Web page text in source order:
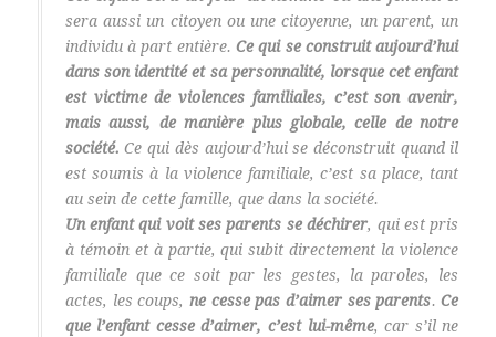
sera aussi un citoyen ou une citoyenne, un parent, un
individu à part entière. Ce qui se construit aujourd’hui
dans son identité et sa personnalité, lorsque cet enfant
est victime de violences familiales, c’est son avenir,
mais aussi, de manière plus globale, celle de notre
société. Ce qui dès aujourd’hui se déconstruit quand il
est soumis à la violence familiale, c’est sa place, tant
au sein de cette famille, que dans la société.
Un enfant qui voit ses parents se déchirer, qui est pris
à témoin et à partie, qui subit directement la violence
familiale que ce soit par les gestes, la paroles, les
actes, les coups, ne cesse pas d’aimer ses parents.Ce
que l’enfant cesse d’aimer, c’est lui-même, car s’il ne